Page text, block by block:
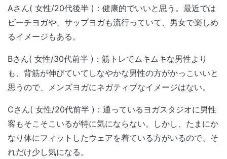
Aさん( 女性/20代後半 )：健康的でいいと思う。最近では
ビーチヨガや、サップヨガも流行っていて、男女で楽しめ
るイメージもある。
Bさん( 女性/30代前半 )：筋トレでムキムキな男性より
も、背筋が伸びていてしなやかな男性の方がかっこいいと
思うので、メンズヨガにネガティブなイメージはない。
Cさん( 女性/20代前半 )：通っているヨガスタジオに男性
客もそこそこいるが特に気にならない。しかし、たまにか
なり体にフィットしたウェアを着ている方がいるので、そ
れだけ少し気になる。